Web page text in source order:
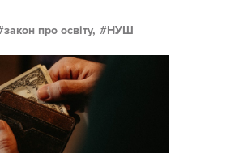
закон про освіту, НУШ